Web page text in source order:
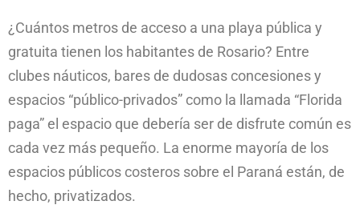
¿Cuántos metros de acceso a una playa pública y
gratuita tienen los habitantes de Rosario? Entre
clubes náuticos, bares de dudosas concesiones y
espacios “público-privados” como la llamada “Florida
paga” el espacio que debería ser de disfrute común es
cada vez más pequeño. La enorme mayoría de los
espacios públicos costeros sobre el Paraná están, de
hecho, privatizados.